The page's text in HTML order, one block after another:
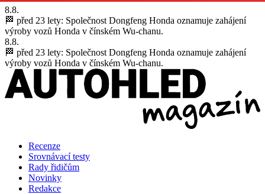
8.8.
🏁 před 23 lety: Společnost Dongfeng Honda oznamuje zahájení
výroby vozů Honda v čínském Wu-chanu.
8.8.
🏁 před 23 lety: Společnost Dongfeng Honda oznamuje zahájení
výroby vozů Honda v čínském Wu-chanu.
Recenze
Srovnávací testy
Rady řidičům
Novinky
Redakce